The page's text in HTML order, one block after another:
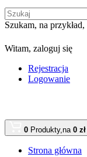
Szukam, na przykład,
Witam, zaloguj się
Rejestracja
Logowanie
0 Produkty,na 0 zł
Strona główna